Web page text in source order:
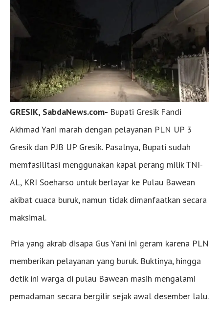
GRESIK, SabdaNews.com- Bupati Gresik Fandi
Akhmad Yani marah dengan pelayanan PLN UP 3
Gresik dan PJB UP Gresik. Pasalnya, Bupati sudah
memfasilitasi menggunakan kapal perang milik TNI-
AL, KRI Soeharso untuk berlayar ke Pulau Bawean
akibat cuaca buruk, namun tidak dimanfaatkan secara
maksimal.
Pria yang akrab disapa Gus Yani ini geram karena PLN
memberikan pelayanan yang buruk. Buktinya, hingga
detik ini warga di pulau Bawean masih mengalami
pemadaman secara bergilir sejak awal desember lalu.